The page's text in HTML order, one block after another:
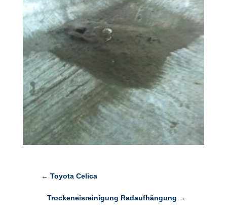
← Toyota Celica
Trockeneisreinigung Radaufhängung →